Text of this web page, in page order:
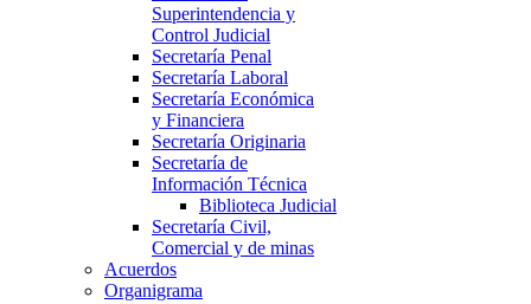
Superintendencia y
Control Judicial
Secretaría Penal
Secretaría Laboral
Secretaría Económica
y Financiera
Secretaría Originaria
Secretaría de
Información Técnica
Biblioteca Judicial
Secretaría Civil,
Comercial y de minas
Acuerdos
Organigrama